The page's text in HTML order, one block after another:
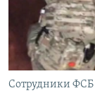
УКРАИНСКАЯ
Все сайты
Сотрудники ФСБ